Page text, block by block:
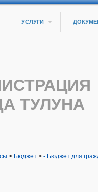
УСЛУГИ
ТУЛУНА
> Бюджет > - Бюджет для